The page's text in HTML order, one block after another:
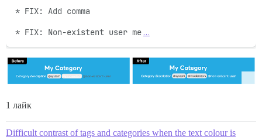
* FIX: Add comma
* FIX: Non-existent user me …
1 лайк
Difficult contrast of tags and categories when the text colour is